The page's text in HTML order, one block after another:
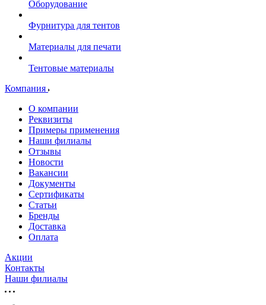
Оборудование
Фурнитура для тентов
Материалы для печати
Тентовые материалы
Компания
О компании
Реквизиты
Примеры применения
Наши филиалы
Отзывы
Новости
Вакансии
Документы
Cертификаты
Статьи
Бренды
Доставка
Оплата
Акции
Контакты
Наши филиалы